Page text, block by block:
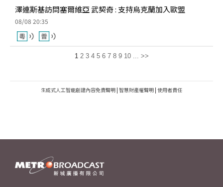
澤連斯基訪問塞爾維亞 武契奇 : 支持烏克蘭加入歐盟
08/08 20:35
1 2 3 4 5 6 7 8 9 10 ... >>
生成式人工智能創建內容免責聲明 | 智慧財產權聲明 | 使用者責任